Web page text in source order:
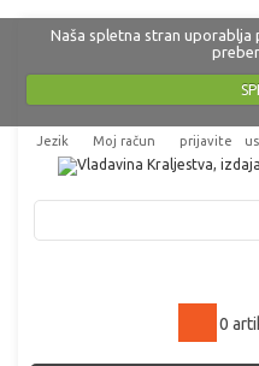
Naša spletna stran
Jezik Moj račun prijavite
0